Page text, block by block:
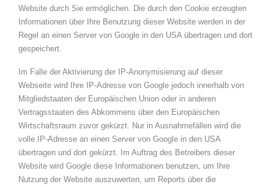
Website durch Sie ermöglichen. Die durch den Cookie erzeugten
Informationen über Ihre Benutzung dieser Website werden in der
Regel an einen Server von Google in den USA übertragen und dort
gespeichert.
Im Falle der Aktivierung der IP-Anonymisierung auf dieser
Webseite wird Ihre IP-Adresse von Google jedoch innerhalb von
Mitgliedstaaten der Europäischen Union oder in anderen
Vertragsstaaten des Abkommens über den Europäischen
Wirtschaftsraum zuvor gekürzt. Nur in Ausnahmefällen wird die
volle IP-Adresse an einen Server von Google in den USA
übertragen und dort gekürzt. Im Auftrag des Betreibers dieser
Website wird Google diese Informationen benutzen, um Ihre
Nutzung der Website auszuwerten, um Reports über die